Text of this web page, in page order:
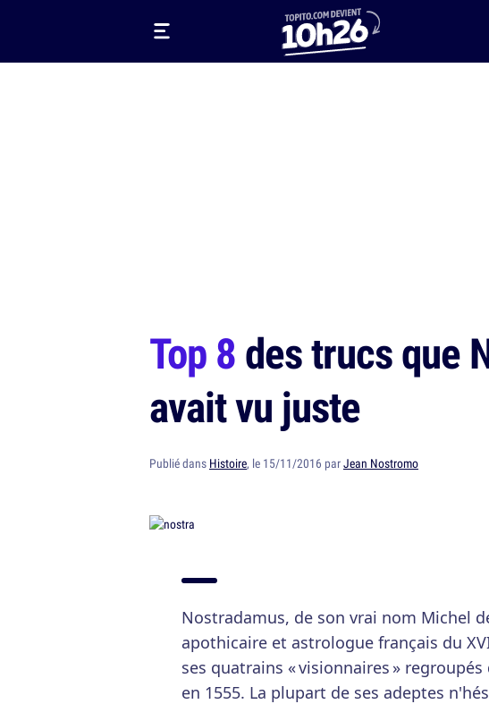
Top 8des trucs que
avait vu juste
Publié dans Histoire, le 15/11/2016 parJean Nostromo
Nostradamus, de son vrai nom Michel
apothicaire et astrologue français du
ses quatrains « visionnaires »
en 1555. La plupart de ses adeptes